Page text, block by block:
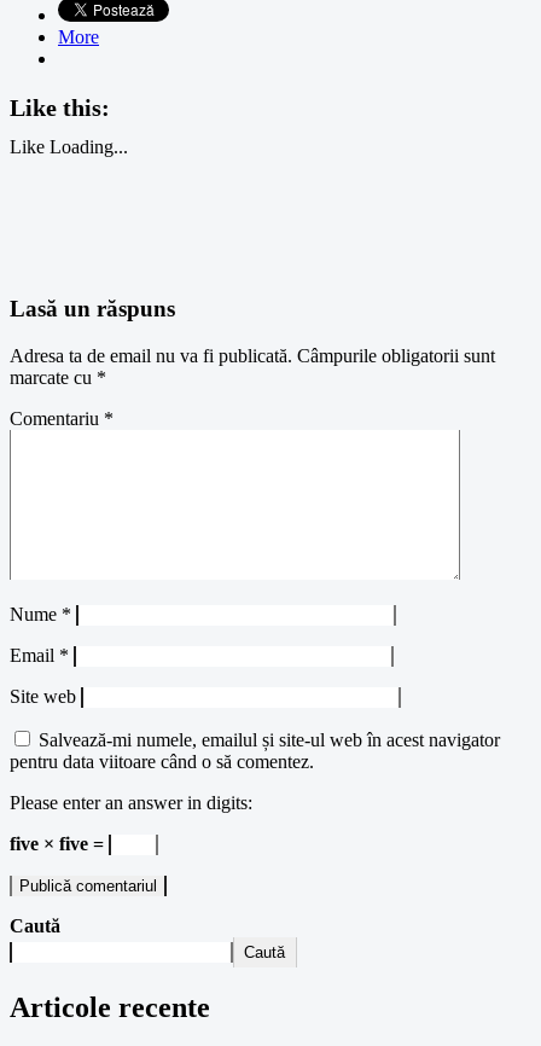
More
Like this:
Like Loading...
Lasă un răspuns
Adresa ta de email nu va fi publicată. Câmpurile obligatorii sunt
marcate cu *
Comentariu *
Nume *
Email *
Site web
Salvează-mi numele, emailul și site-ul web în acest navigator
pentru data viitoare când o să comentez.
Please enter an answer in digits:
five × five =
Caută
Caută
Articole recente